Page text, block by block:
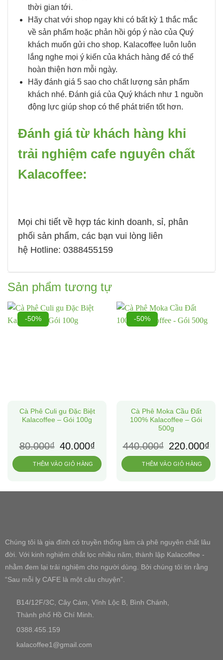
thời gian tới.
Hãy chat với shop ngay khi có bất kỳ 1 thắc mắc
về sản phẩm hoặc phản hồi góp ý nào của Quý
khách muốn gửi cho shop. Kalacoffee luôn luôn
lắng nghe mọi ý kiến của khách hàng để có thể
hoàn thiện hơn mỗi ngày.
Hãy đánh giá 5 sao cho chất lượng sản phẩm
khách nhé. Đánh giá của Quý khách như 1 nguồn
động lực giúp shop có thể phát triển tốt hơn.
Đánh giá từ khách hàng khi
trải nghiệm cafe nguyên chất
Kalacoffee:
Mọi chi tiết về hợp tác kinh doanh, sỉ, phân
phối sản phẩm, các bạn vui lòng liên
hệ Hotline: 0388455159
Sản phẩm tương tự
-50%
Cà Phê Culi gu Đặc Biệt
Kalacoffee – Gói 100g
80.000₫
Giá
gốc
là:
80.000₫.
40.000₫Giá
hiện
tại
là:
40.000₫.
THÊM VÀO GIỎ HÀNG
-50%
Cà Phê Moka Cầu Đất
100% Kalacoffee – Gói
500g
440.000₫
Giá
gốc
là:
440.000₫.
220.000₫Giá
hiện
là:
THÊM VÀO GIỎ HÀNG
Chúng tôi là gia đình có truyền thống làm cà phê nguyên chất lâu
đời. Với kinh nghiệm chắt lọc nhiều năm, thành lập Kalacoffee -
nhằm đem lại trải nghiệm cho người dùng. Bởi chúng tôi tin rằng
“Sau mỗi ly CAFE là một câu chuyện”.
B14/12F/3C, Cây Cám, Vĩnh Lộc B, Bình Chánh,
Thành phố Hồ Chí Minh.
0388.455.159
kalacoffee1@gmail.com